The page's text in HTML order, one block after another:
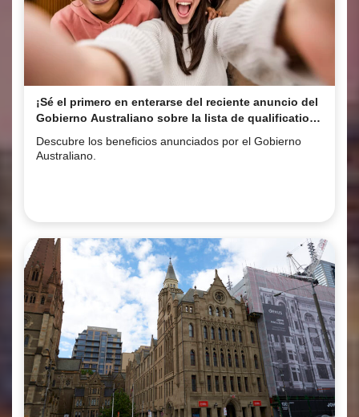
¡Sé el primero en enterarse del reciente anuncio del
Gobierno Australiano sobre la lista de qualifications
Descubre los beneficios anunciados por el Gobierno
Australiano.